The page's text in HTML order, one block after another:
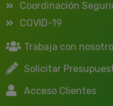
Coordinación
COVID-19
Trabaja con
Solicitar
Acceso Clientes